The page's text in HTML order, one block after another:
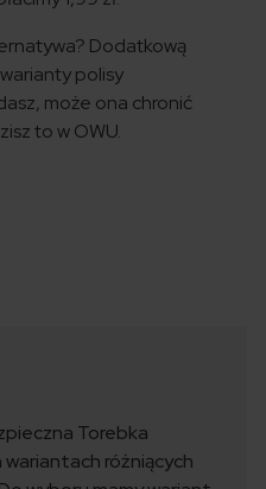
Dodatkową
polisy
może ona chronić
to w OWU.
Torebka
różniących